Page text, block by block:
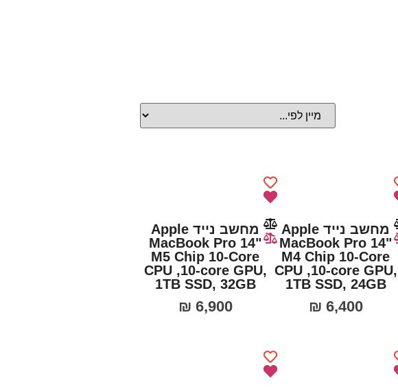
מחשב נייד Apple
MacBook Pro 14"
M4 Chip 10-Core
CPU ,10‑core GPU,
1TB SSD, 24GB
₪ 6,400
מחשב נייד Apple
MacBook Pro 14"
M5 Chip 10-Core
CPU ,10‑core GPU,
1TB SSD, 32GB
₪ 6,900